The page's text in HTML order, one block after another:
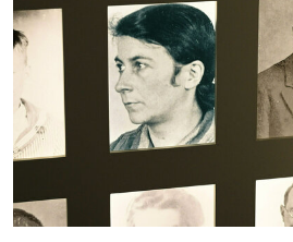
politik
öko
gesellschaft
kultur
sport